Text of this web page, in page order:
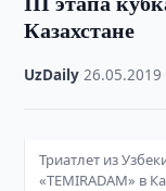
Казахстане
UzDaily ·26.05.2019
Триатлет из
«TEMIRADAM» в